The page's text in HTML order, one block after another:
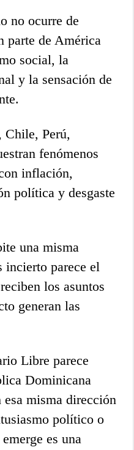
no ocurre de
parte de América
social, la
y la sensación de
Chile, Perú,
fenómenos
inflación,
política y desgaste
una misma
incierto parece el
los asuntos
generan las
Libre parece
Dominicana
esa misma dirección
político o
es una